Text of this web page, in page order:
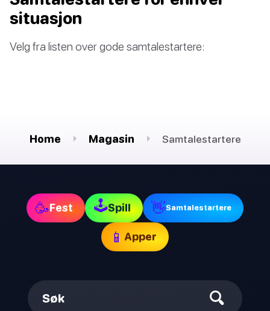
situasjon
Velg fra listen over gode samtalestartere:
Home Magasin Samtalestartere
🥳Fest 🕹Spill 👋Samtalestartere
📱 Apper
Søk